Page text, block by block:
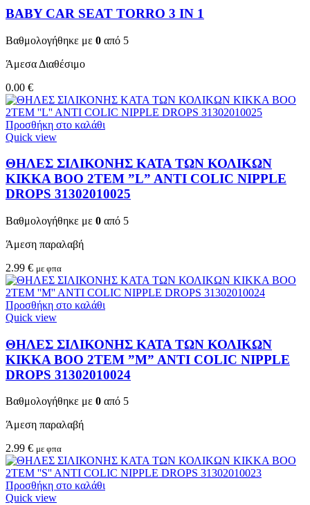
BABY CAR SEAT TORRO 3 ΙΝ 1
Βαθμολογήθηκε με 0 από 5
Άμεσα Διαθέσιμο
0.00 €
Προσθήκη στο καλάθι
Quick view
ΘΗΛΕΣ ΣΙΛΙΚΟΝΗΣ ΚΑΤΑ ΤΩΝ ΚΟΛΙΚΩΝ
KIKKA BOO 2TEM ”L” ANTI COLIC NIPPLE
DROPS 31302010025
Βαθμολογήθηκε με 0 από 5
Άμεση παραλαβή
2.99 € με φπα
Προσθήκη στο καλάθι
Quick view
ΘΗΛΕΣ ΣΙΛΙΚΟΝΗΣ ΚΑΤΑ ΤΩΝ ΚΟΛΙΚΩΝ
KIKKA BOO 2TEM ”M” ANTI COLIC NIPPLE
DROPS 31302010024
Βαθμολογήθηκε με 0 από 5
Άμεση παραλαβή
2.99 € με φπα
Προσθήκη στο καλάθι
Quick view